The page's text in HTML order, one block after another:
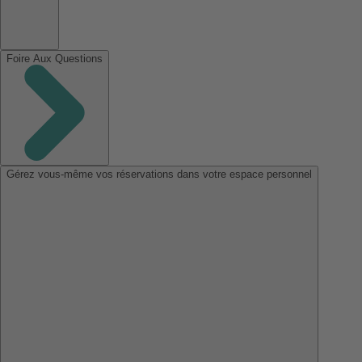
Foire Aux Questions
Gérez vous-même vos réservations dans votre espace personnel